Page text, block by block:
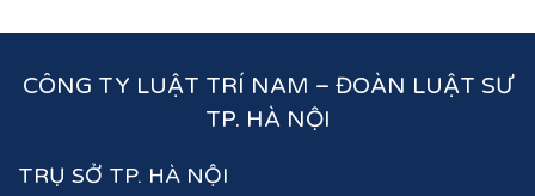
CÔNG TY LUẬT TRÍ NAM – ĐOÀN LUẬT SƯ
TP. HÀ NỘI
TRỤ SỞ TP. HÀ NỘI